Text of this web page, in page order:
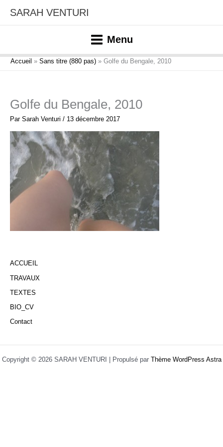
SARAH VENTURI
Menu
Accueil Sans titre (880 pas) Golfe du Bengale, 2010
Golfe du Bengale, 2010
Par Sarah Venturi / 13 décembre 2017
ACCUEIL
TRAVAUX
TEXTES
BIO_CV
Contact
Copyright © 2026 SARAH VENTURI | Propulsé par Thème WordPress Astra